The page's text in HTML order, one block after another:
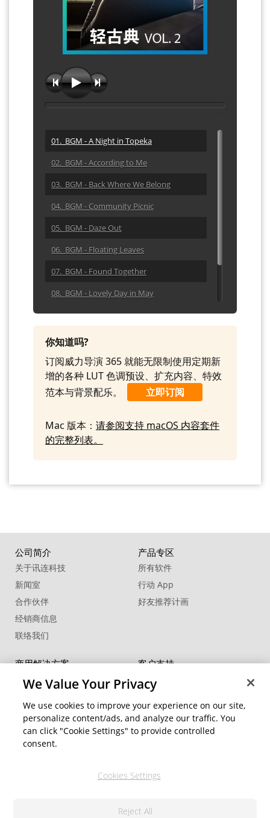
01. BGM - A Night in Topeka
02. BGM - According to Me
03. BGM - Back Where We Belong
04. BGM - Community Picnic
05. BGM - Daze Out
06. BGM - Floating Leaves
07. BGM - Found Together
08. BGM - Lovely Day in May
09. BGM - Step into Spring
10. BGM - This Way Up
你知道吗?
订阅威力导演 365 就能无限制使用定期新
增的各种 LUT 色调预设、扩充内容、特效
范本与背景配乐。
立即订阅
Mac 版本： 请参阅支持 macOS 内容套件
的完整列表。
公司简介
关于讯连科技
新闻室
合作伙伴
经销商信息
联络我们
产品专区
所有软件
行动 App
好友推荐计画
商用解决方案
FaceMe SDK
客户支持
支持中心
软件更新
教学中心
社交网络资源
We Value Your Privacy
We use cookies to improve your experience on our site,
personalize content/ads, and analyze our traffic. You
can click "Cookie Settings" to provide controlled
consent.
Cookies Settings
Reject All